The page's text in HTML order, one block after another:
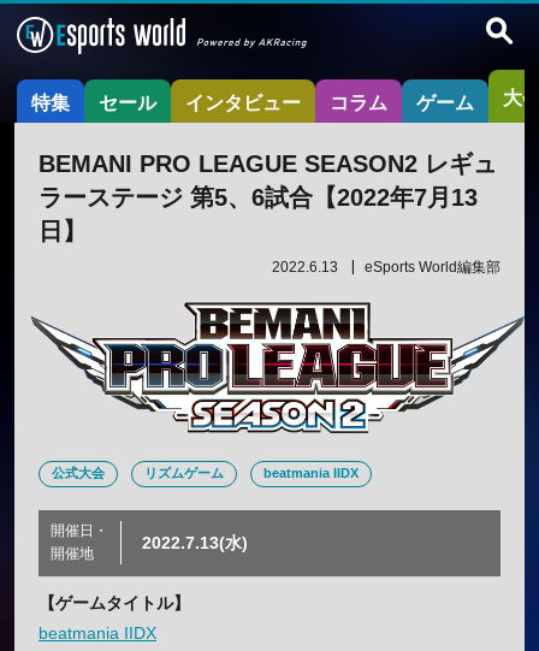
特集 セール インタビュー コラム ゲーム 大
BEMANI PRO LEAGUE SEASON2 レギュ
ラーステージ 第5、6試合【2022年7月13
日】
2022.6.13 eSports World編集部
公式大会 リズムゲーム beatmania IIDX
開催日・
開催地
2022.7.13(水)
【ゲームタイトル】
beatmania IIDX